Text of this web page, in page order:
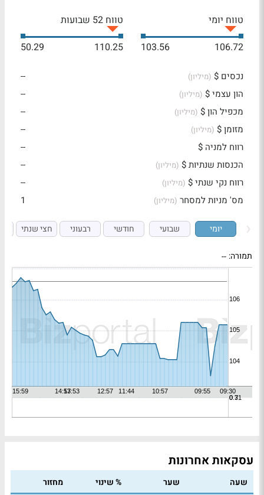
טווח יומי
106.72
103.56
טווח 52 שבועות
110.25
50.29
נכסים $ (מיליון)
--
הון עצמי $ (מיליון)
--
מכפיל הון $ (מיליון)
--
מזומן $ (מיליון)
--
רווח למניה $
--
הכנסות שנתיות $ (מיליון)
--
רווח נקי שנתי $ (מיליון)
--
מס' מניות למסחר (מיליון) 1
יומי שבועי חודשי רבעוני חצי שנתי
תמורה: --
עסקאות אחרונות
שעה שער % שינוי
מחזור